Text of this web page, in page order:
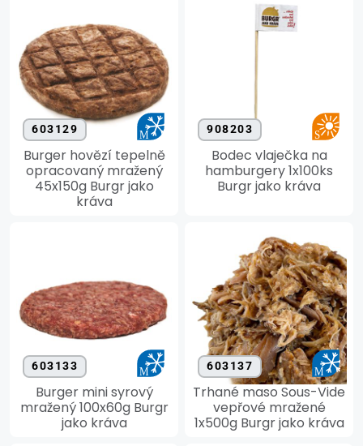
603129
Burger hovězí tepelně
opracovaný mražený
45x150g Burgr jako
kráva
908203
Bodec vlaječka na
hamburgery 1x100ks
Burgr jako kráva
603133
Burger mini syrový
mražený 100x60g Burgr
jako kráva
603137
Trhané maso Sous-Vide
vepřové mražené
1x500g Burgr jako kráva